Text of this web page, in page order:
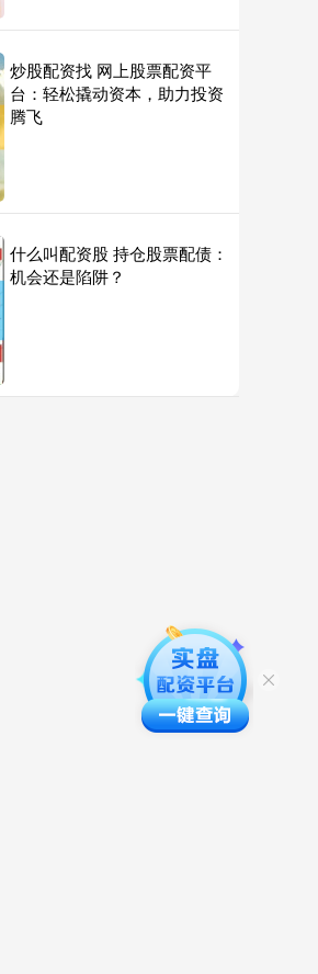
炒股配资找 网上股票配资平
台：轻松撬动资本，助力投资
腾飞
什么叫配资股 持仓股票配债：
机会还是陷阱？